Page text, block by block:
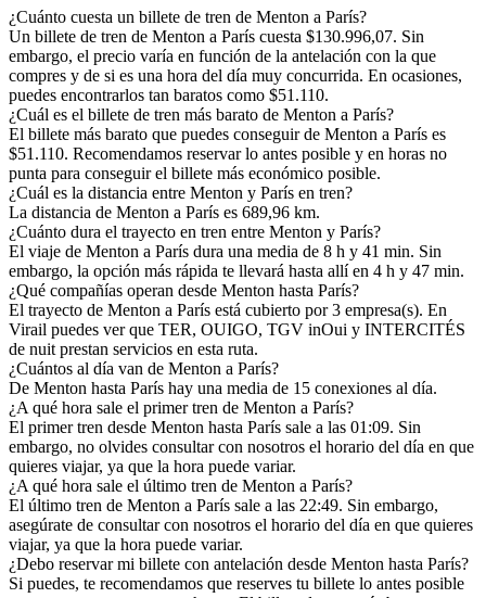
¿Cuánto cuesta un billete de tren de Menton a París?
Un billete de tren de Menton a París cuesta $130.996,07. Sin
embargo, el precio varía en función de la antelación con la que
compres y de si es una hora del día muy concurrida. En ocasiones,
puedes encontrarlos tan baratos como $51.110.
¿Cuál es el billete de tren más barato de Menton a París?
El billete más barato que puedes conseguir de Menton a París es
$51.110. Recomendamos reservar lo antes posible y en horas no
punta para conseguir el billete más económico posible.
¿Cuál es la distancia entre Menton y París en tren?
La distancia de Menton a París es 689,96 km.
¿Cuánto dura el trayecto en tren entre Menton y París?
El viaje de Menton a París dura una media de 8 h y 41 min. Sin
embargo, la opción más rápida te llevará hasta allí en 4 h y 47 min.
¿Qué compañías operan desde Menton hasta París?
El trayecto de Menton a París está cubierto por 3 empresa(s). En
Virail puedes ver que TER, OUIGO, TGV inOui y INTERCITÉS
de nuit prestan servicios en esta ruta.
¿Cuántos al día van de Menton a París?
De Menton hasta París hay una media de 15 conexiones al día.
¿A qué hora sale el primer tren de Menton a París?
El primer tren desde Menton hasta París sale a las 01:09. Sin
embargo, no olvides consultar con nosotros el horario del día en que
quieres viajar, ya que la hora puede variar.
¿A qué hora sale el último tren de Menton a París?
El último tren de Menton a París sale a las 22:49. Sin embargo,
asegúrate de consultar con nosotros el horario del día en que quieres
viajar, ya que la hora puede variar.
¿Debo reservar mi billete con antelación desde Menton hasta París?
Si puedes, te recomendamos que reserves tu billete lo antes posible